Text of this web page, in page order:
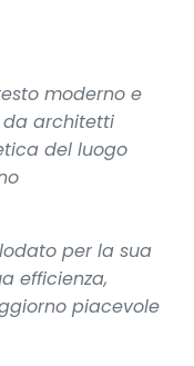
moderno e
da architetti
del luogo
per la sua
efficienza,
piacevole